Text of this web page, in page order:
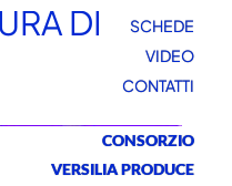
SCHEDE
VIDEO
CONTATTI
CONSORZIO
VERSILIA PRODUCE
DI